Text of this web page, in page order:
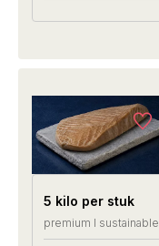
5 kilo per stuk
premium I sustainable